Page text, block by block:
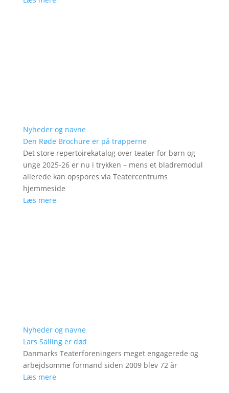
Nyheder og navne
Den Røde Brochure er på trapperne
Det store repertoirekatalog over teater for børn og
unge 2025-26 er nu i trykken – mens et bladremodul
allerede kan opspores via Teatercentrums
hjemmeside
Læs mere
Nyheder og navne
Lars Salling er død
Danmarks Teaterforeningers meget engagerede og
arbejdsomme formand siden 2009 blev 72 år
Læs mere